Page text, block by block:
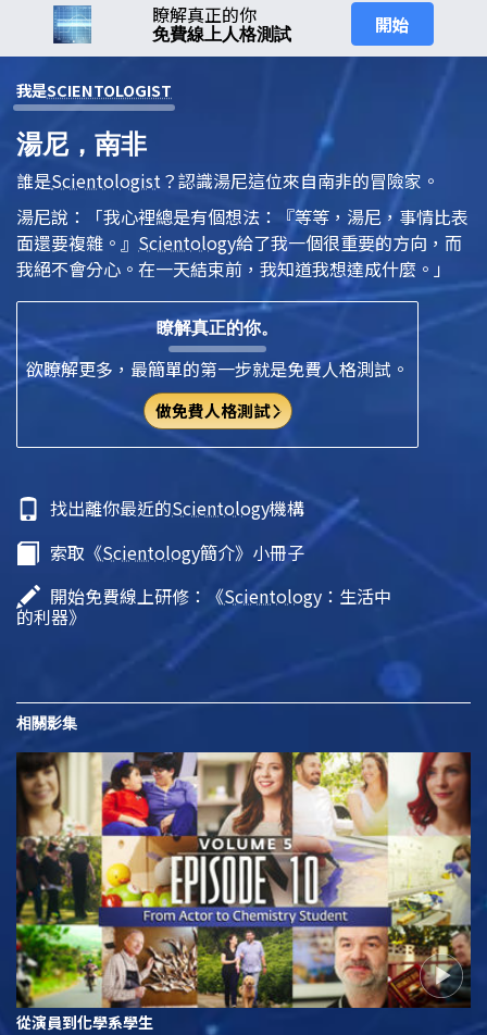
瞭解真正的你
免費線上人格測試 開始
我是SCIENTOLOGIST
湯尼，南非
誰是Scientologist ？認識湯尼這位來自南非的冒險家。
湯尼說：「我心裡總是有個想法：『等等，湯尼，事情比表
面還要複雜。』 Scientology給了我一個很重要的方向，而
我絕不會分心。在一天結束前，我知道我想達成什麼。」
瞭解真正的你。
欲瞭解更多，最簡單的第一步就是免費人格測試。
做免費人格測試
找出離你最近的Scientology機構
索取《Scientology簡介》小冊子
開始免費線上研修：《Scientology ：生活中
的利器》
相關影集
從演員到化學系學生